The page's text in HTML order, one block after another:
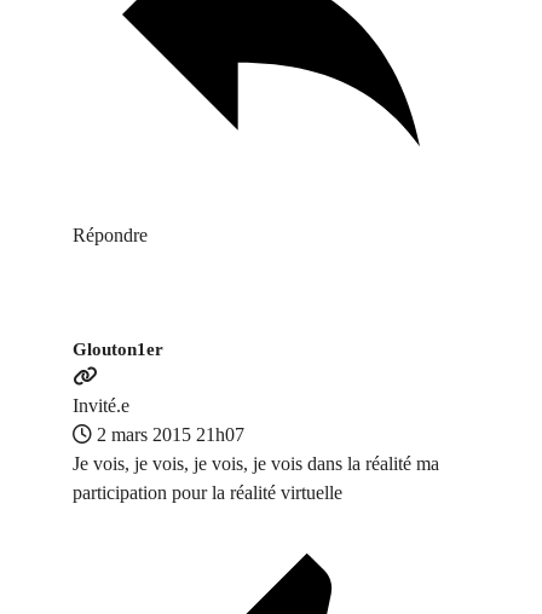
Répondre
Glouton1er
Invité.e
2 mars 2015 21h07
Je vois, je vois, je vois, je vois dans la réalité ma
participation pour la réalité virtuelle